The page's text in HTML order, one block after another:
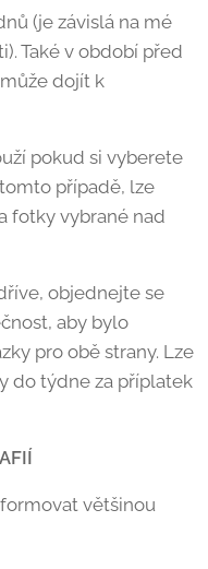
(je závislá na mé
Také v období před
dojít k
pokud si vyberete
případě, lze
fotky vybrané nad
objednejte se
aby bylo
pro obě strany. Lze
do týdne za příplatek
většinou